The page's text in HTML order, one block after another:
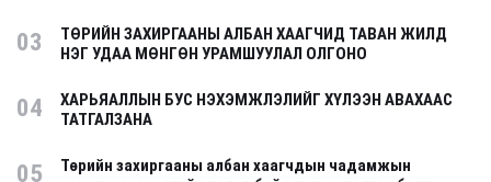
03
ТӨРИЙН ЗАХИРГААНЫ АЛБАН ХААГЧИД ТАВАН ЖИЛД
НЭГ УДАА МӨНГӨН УРАМШУУЛАЛ ОЛГОНО
04
ХАРЬЯАЛЛЫН БУС НЭХЭМЖЛЭЛИЙГ ХҮЛЭЭН АВАХААС
ТАТГАЛЗАНА
05
Төрийн захиргааны албан хаагчдын чадамжын